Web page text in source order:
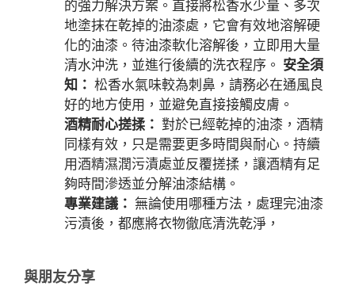
的強力解決方案。直接將松香水少量、多次
地塗抹在乾掉的油漆處，它會有效地溶解硬
化的油漆。待油漆軟化溶解後，立即用大量
清水沖洗，並進行後續的洗衣程序。 安全須
知： 松香水氣味較為刺鼻，請務必在通風良
好的地方使用，並避免直接接觸皮膚。
酒精耐心搓揉： 對於已經乾掉的油漆，酒精
同樣有效，只是需要更多時間與耐心。持續
用酒精濕潤污漬處並反覆搓揉，讓酒精有足
夠時間滲透並分解油漆結構。
專業建議： 無論使用哪種方法，處理完油漆
污漬後，都應將衣物徹底清洗乾淨，
與朋友分享